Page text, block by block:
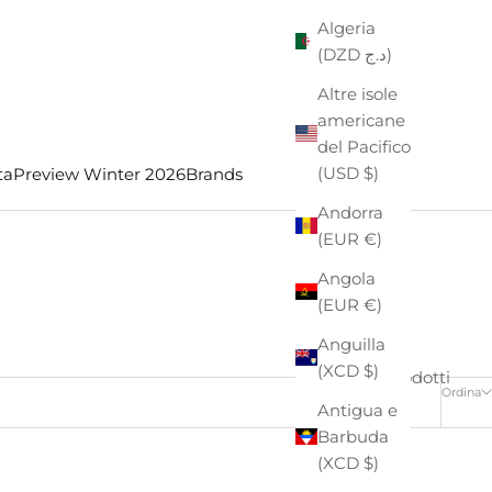
Preview Winter 2026Brands
Algeria
(DZD د.ج)
Altre isole
americane
del Pacifico
(USD $)
Andorra
(EUR €)
Angola
(EUR €)
Anguilla
(XCD $)
Antigua e
Barbuda
(XCD $)
Ordina
13 prodotti